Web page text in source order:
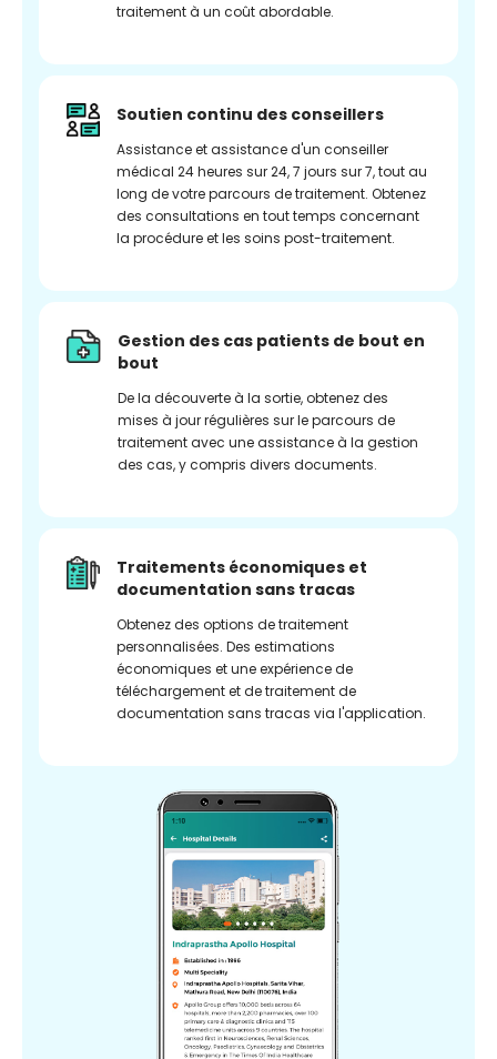
traitement à un coût abordable.
Soutien continu des conseillers
Assistance et assistance d'un conseiller
médical 24 heures sur 24, 7 jours sur 7, tout au
long de votre parcours de traitement. Obtenez
des consultations en tout temps concernant
la procédure et les soins post-traitement.
Gestion des cas patients de bout en
bout
De la découverte à la sortie, obtenez des
mises à jour régulières sur le parcours de
traitement avec une assistance à la gestion
des cas, y compris divers documents.
Traitements économiques et
documentation sans tracas
Obtenez des options de traitement
personnalisées. Des estimations
économiques et une expérience de
téléchargement et de traitement de
documentation sans tracas via l'application.